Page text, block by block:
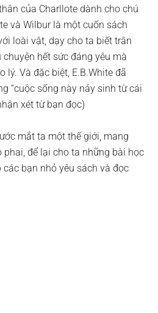
của Charllote dành cho chú
và Wilbur là một cuốn sách
loài vật, dạy cho ta biết trân
hết sức đáng yêu mà
lý. Và đặc biệt, E.B.White đã
“cuộc sống này nảy sinh từ cái
xét từ bạn đọc)
mắt ta một thế giới, mang
để lại cho ta những bài học
các bạn nhỏ yêu sách và đọc